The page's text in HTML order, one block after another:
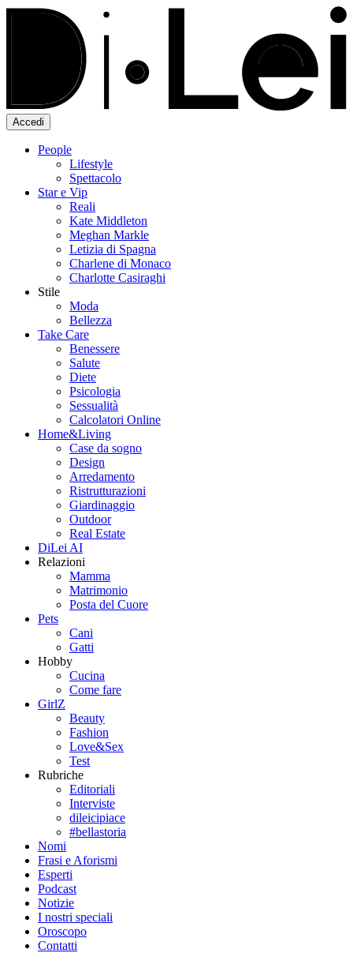
Accedi
People
Lifestyle
Spettacolo
Star e Vip
Reali
Kate Middleton
Meghan Markle
Letizia di Spagna
Charlene di Monaco
Charlotte Casiraghi
Stile
Moda
Bellezza
Take Care
Benessere
Salute
Diete
Psicologia
Sessualità
Calcolatori Online
Home&Living
Case da sogno
Design
Arredamento
Ristrutturazioni
Giardinaggio
Outdoor
Real Estate
DiLei AI
Relazioni
Mamma
Matrimonio
Posta del Cuore
Pets
Cani
Gatti
Hobby
Cucina
Come fare
GirlZ
Beauty
Fashion
Love&Sex
Test
Rubriche
Editoriali
Interviste
dileicipiace
#bellastoria
Nomi
Frasi e Aforismi
Esperti
Podcast
Notizie
I nostri speciali
Oroscopo
Contatti